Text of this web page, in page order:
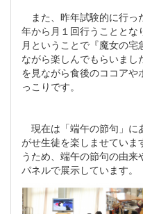
また、昨年試験的に行っ
年から月１回行うことと
月ということで『魔女の
ながら楽しんでもらいま
を見ながら食後のココア
っこりです。
現在は「端午の節句」に
がせ生徒を楽しませていま
うため、端午の節句の由
パネルで展示しています。